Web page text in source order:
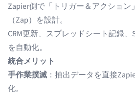
Zapier側で「トリガー＆アクション
（Zap）を設計。
CRM更新、スプレッドシート記録、
を自動化。
統合メリット
手作業撲滅 ：抽出データを直接
化。